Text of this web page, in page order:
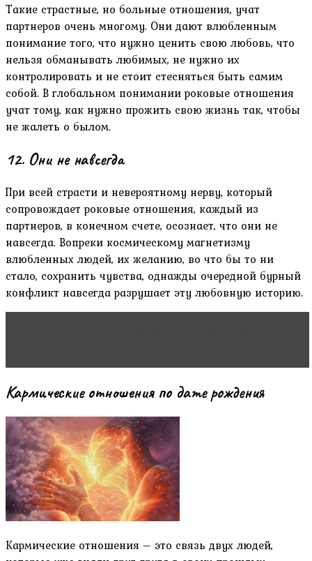
Такие страстные, но больные отношения, учат
партнеров очень многому. Они дают влюбленным
понимание того, что нужно ценить свою любовь, что
нельзя обманывать любимых, не нужно их
контролировать и не стоит стесняться быть самим
собой. В глобальном понимании роковые отношения
учат тому, как нужно прожить свою жизнь так, чтобы
не жалеть о былом.
12. Они не навсегда
При всей страсти и невероятному нерву, который
сопровождает роковые отношения, каждый из
партнеров, в конечном счете, осознает, что они не
навсегда. Вопреки космическому магнетизму
влюбленных людей, их желанию, во что бы то ни
стало, сохранить чувства, однажды очередной бурный
конфликт навсегда разрушает эту любовную историю.
Кармические отношения по дате рождения
Кармические отношения – это связь двух людей,